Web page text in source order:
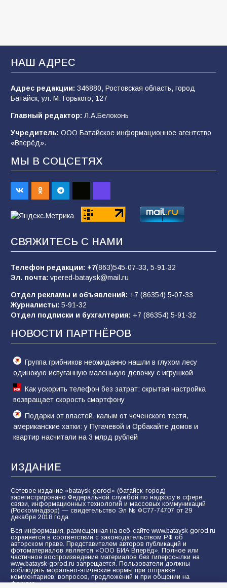
В Батайске продолжаются дорожные работы
107 04.08.2026
строительные профессии в ходе
спортивного праздника
90
Командовал боем до последнего: герой
Евгений Остапенко
05.08.2026
Батайчане вышли в финал Всероссийского
конкурса «Большая перемена»
62 04.08.2026
В детском саду № 17 прошёл конкурс «Мини-
Мисс»
53 08.08.2026
НАШ АДРЕС
Адрес редакции: 346880, Ростовская область, город
Батайск, ул. М. Горького, 127
Главный редактор: Л.А.Белоконь
Учредитель: ООО Батайское информационное агентство
«Вперёд».
МЫ В СОЦСЕТЯХ
СВЯЖИТЕСЬ С НАМИ
Телефон редакции: +7(863)545-07-33, 5-91-32
Эл. почта: vpered-bataysk@mail.ru
Отдел рекламы и объявлений: +7 (86354) 5-07-33
Журналисты: 5-91-32
Отдел подписки и бухгалтерия: +7 (86354) 5-91-32
НОВОСТИ ПАРТНЁРОВ
Группа грибников неожиданно нашли в глухом лесу
одинокую испуганную маленькую девочку с игрушкой
Как ускорить телефон без затрат: скрытая настройка
возвращает скорость смартфону
Подарки от властей, калым от чеченского тестя,
американские хатки: у Пугачевой и Орбакайте домов и
квартир насчитали на 3 млрд рублей
ИЗДАНИЕ
Сетевое издание «bataysk-gorod» (батайск-город)
зарегистрировано Федеральной службой по надзору в сфере
связи, информационных технологий и массовых коммуникаций
(Роскомнадзор) — свидетельство Эл № ФС77-74707 от 29
декабря 2018 года.
Вся информация, размещенная на веб-сайте www.bataysk-gorod.ru
охраняется в соответствии с законодательством РФ об
авторском праве. Представителем авторов публикаций и
фотоматериалов является «ООО БИА Вперёд». Полное или
частичное воспроизведение материалов без гиперссылки на
www.bataysk-gorod.ru запрещается. Пользователи должны
соблюдать морально-этические нормы при отправке
комментариев, вопросов, предложений и при общении на
форуме.